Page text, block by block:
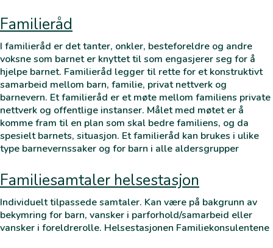
Familieråd
I familieråd er det tanter, onkler, besteforeldre og andre
voksne som barnet er knyttet til som engasjerer seg for å
hjelpe barnet. Familieråd legger til rette for et konstruktivt
samarbeid mellom barn, familie, privat nettverk og
barnevern. Et familieråd er et møte mellom familiens private
nettverk og offentlige instanser. Målet med møtet er å
komme fram til en plan som skal bedre familiens, og da
spesielt barnets, situasjon. Et familieråd kan brukes i ulike
type barnevernssaker og for barn i alle aldersgrupper
Familiesamtaler helsestasjon
Individuelt tilpassede samtaler. Kan være på bakgrunn av
bekymring for barn, vansker i parforhold/samarbeid eller
vansker i foreldrerolle. Helsestasjonen Familiekonsulentene